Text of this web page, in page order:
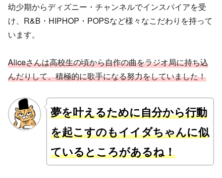
幼少期からディズニー・チャンネルでインスパイアを受
け、R&B・HIPHOP・POPSなど様々なこだわりを持って
います。
Aliceさんは高校生の頃から自作の曲をラジオ局に持ち込
んだりして、積極的に歌手になる努力をしていました！
夢を叶えるために自分から行動
を起こすのもイイダちゃんに似
ているところがあるね！